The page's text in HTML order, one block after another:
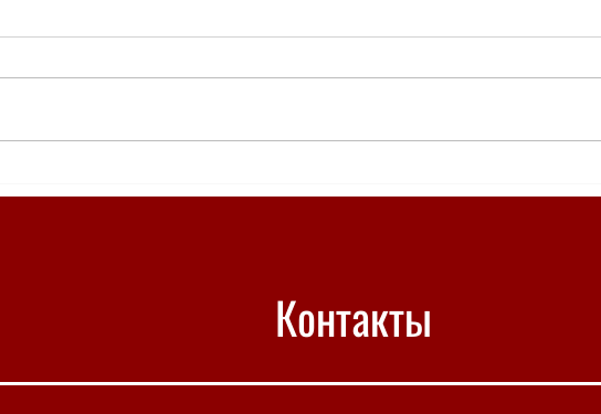
утках"
Контакты